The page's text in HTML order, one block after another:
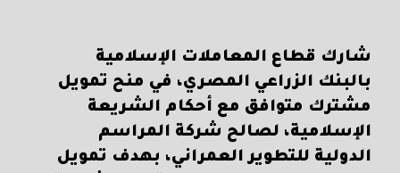
شارك قطاع المعاملات الإسلامية
بالبنك الزراعي المصري، في منح تمويل
مشترك متوافق مع أحكام الشريعة
الإسلامية، لصالح شركة المراسم
الدولية للتطوير العمراني، بهدف تمويل